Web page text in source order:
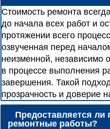
Стоимость ремонта
до начала всех работ и
протяжении всего
озвученная перед
неизменной, независимо
в процессе выполнения
завершения. Такой
прозрачность и доверие
Предоставляется ли
ремонтные работы?